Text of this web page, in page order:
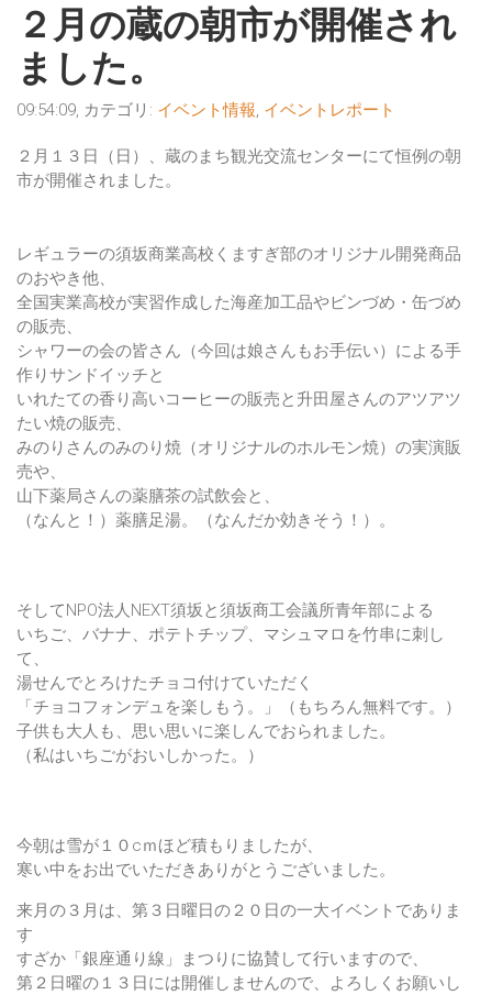
２月の蔵の朝市が開催され
ました。
09:54:09, カテゴリ: イベント情報, イベントレポート
２月１３日（日）、蔵のまち観光交流センターにて恒例の朝
市が開催されました。
レギュラーの須坂商業高校くますぎ部のオリジナル開発商品
のおやき他、
全国実業高校が実習作成した海産加工品やビンづめ・缶づめ
の販売、
シャワーの会の皆さん（今回は娘さんもお手伝い）による手
作りサンドイッチと
いれたての香り高いコーヒーの販売と升田屋さんのアツアツ
たい焼の販売、
みのりさんのみのり焼（オリジナルのホルモン焼）の実演販
売や、
山下薬局さんの薬膳茶の試飲会と、
（なんと！）薬膳足湯。（なんだか効きそう！）。
そしてNPO法人NEXT須坂と須坂商工会議所青年部による
いちご、バナナ、ポテトチップ、マシュマロを竹串に刺し
て、
湯せんでとろけたチョコ付けていただく
「チョコフォンデュを楽しもう。」（もちろん無料です。）
子供も大人も、思い思いに楽しんでおられました。
（私はいちごがおいしかった。）
今朝は雪が１０cｍほど積もりましたが、
寒い中をお出でいただきありがとうございました。
来月の３月は、第３日曜日の２０日の一大イベントでありま
す
すざか「銀座通り線」まつりに協賛して行いますので、
第２日曜の１３日には開催しませんので、よろしくお願いし